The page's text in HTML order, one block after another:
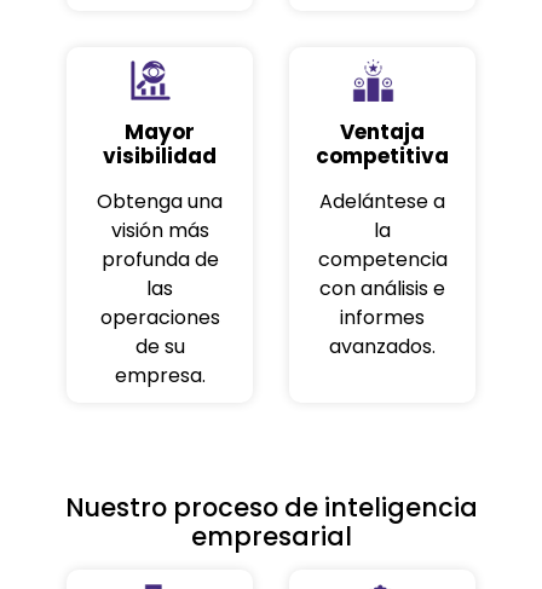
Mayor
visibilidad
Obtenga una
visión más
profunda de
las
operaciones
de su
empresa.
Ventaja
competitiva
Adelántese a
la
competencia
con análisis e
informes
avanzados.
Nuestro proceso de inteligencia
empresarial